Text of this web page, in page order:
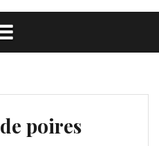
de poires